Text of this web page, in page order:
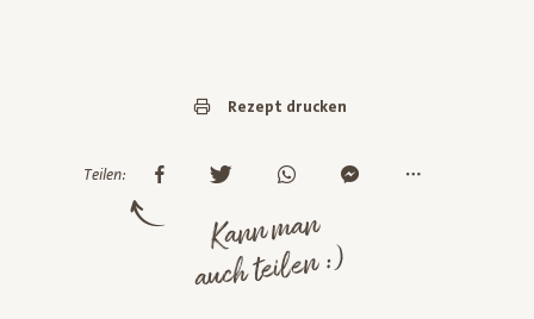
Rezept drucken
Teilen:
Kann man
auch teilen :)